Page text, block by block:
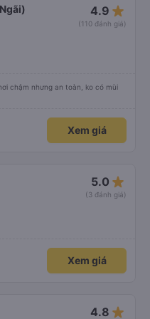
4.9 star_rate
(110 đánh giá)
chậm nhưng an toàn, ko có mùi
Xem giá
5.0 star_rate
(3 đánh giá)
Xem giá
4.8 star_rate